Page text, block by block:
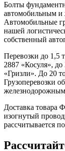
Болты
автомобильным и
Автомобильные
нашей
собственный
Перевозки до 1,5
2887 «Косуля»,
«Гризли». До 20
Грузоперевозки
Доставка товара
изогнутый
рассчитывается